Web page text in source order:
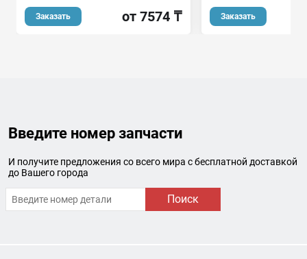
Заказать от 7574 ₸ Заказать
Введите номер запчасти
И получите предложения со всего мира с бесплатной доставкой
до Вашего города
Поиск